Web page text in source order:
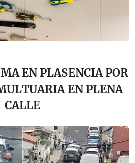
EN PLASENCIA POR
EN PLENA
CALLE